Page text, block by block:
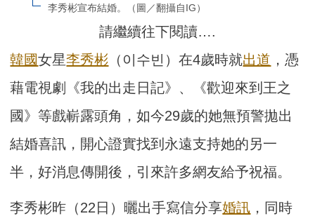
李秀彬宣布結婚。（圖／翻攝自IG）
請繼續往下閱讀….
韓國女星李秀彬 （이수빈）在4歲時就出道 ，憑
藉電視劇《我的出走日記》、《歡迎來到王之
國》等戲嶄露頭角，如今29歲的她無預警拋出
結婚喜訊，開心證實找到永遠支持她的另一
半，好消息傳開後，引來許多網友給予祝福。
李秀彬昨（22日）曬出手寫信分享婚訊 ，同時